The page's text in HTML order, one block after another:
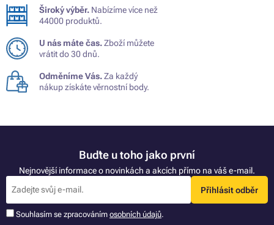
Široký výběr. Nabízíme více než
44000 produktů.
U nás máte čas.Zboží můžete
vrátit do 30 dnů.
Odměníme Vás.Za každý
nákup získáte věrnostní body.
Buďte u toho jako první
Nejnovější informace o novinkách a akcích přímo na váš e-mail.
Přihlásit odběr
Souhlasím se zpracováním osobních údajů.